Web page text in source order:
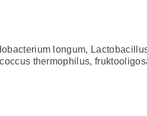
longum,
thermophilus,